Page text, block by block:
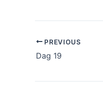
PREVIOUS
Dag 19